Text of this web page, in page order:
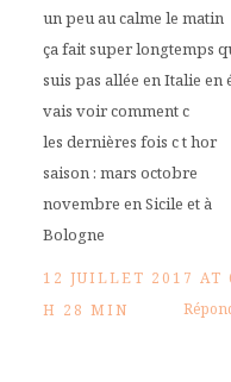
un peu au calme le matin
ça fait super longtemps
suis pas allée en Italie en
vais voir comment c
les dernières fois c t hor
saison : mars octobre
novembre en Sicile et à
Bologne
12 JUILLET 2017 AT
H 28 MIN